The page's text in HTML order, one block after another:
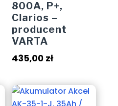
800A, P+,
Clarios –
producent
VARTA
435,00 zł